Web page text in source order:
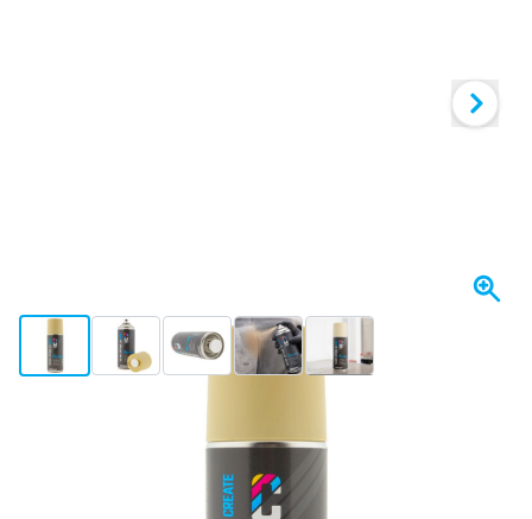
View larger imageView larger imageView larger imageView larger imageView larger image
+4
Apprêt Epoxy 2K BEIGE en aérosol CROP - Professionnel